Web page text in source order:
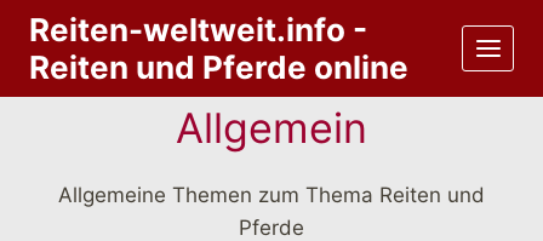
Zum
Inhalt
springen
Reiten-weltweit.info -
Reiten und Pferde online
Allgemein
Allgemeine Themen zum Thema Reiten und
Pferde